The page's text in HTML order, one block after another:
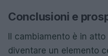
Conclusioni e
Il cambiamento è in atto
diventare un elemento